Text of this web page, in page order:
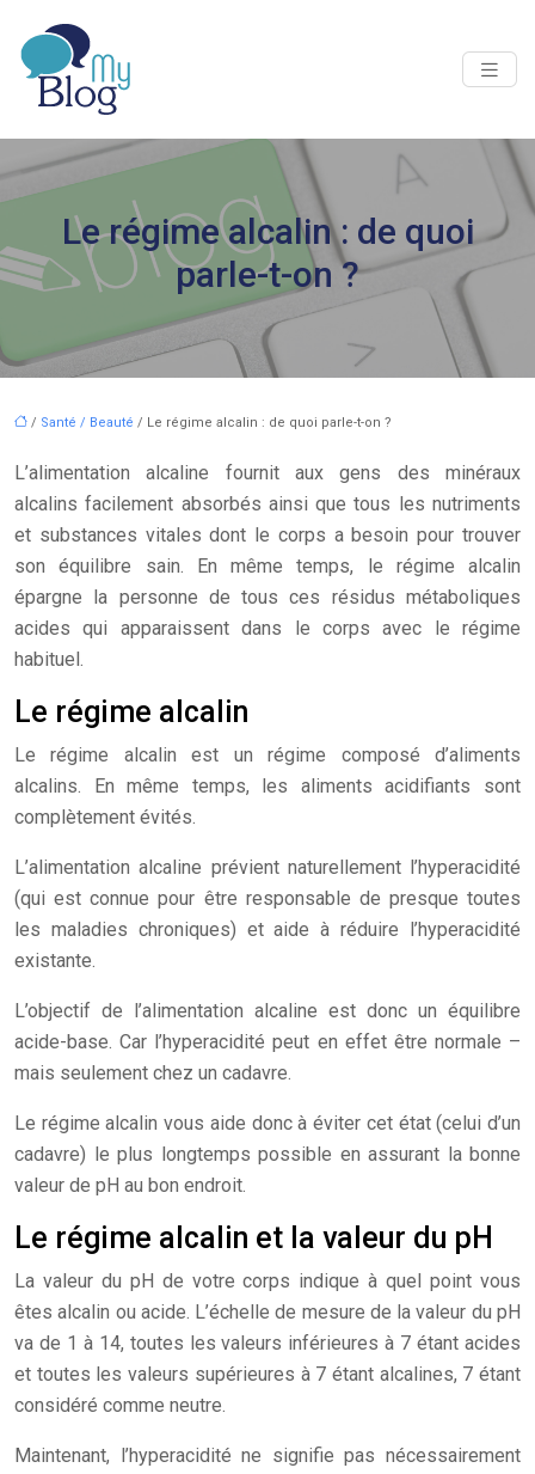
Le régime alcalin : de quoi
parle-t-on ?
/ Santé / Beauté / Le régime alcalin : de quoi parle-t-on ?
L’alimentation alcaline fournit aux gens des minéraux
alcalins facilement absorbés ainsi que tous les nutriments
et substances vitales dont le corps a besoin pour trouver
son équilibre sain. En même temps, le régime alcalin
épargne la personne de tous ces résidus métaboliques
acides qui apparaissent dans le corps avec le régime
habituel.
Le régime alcalin
Le régime alcalin est un régime composé d’aliments
alcalins. En même temps, les aliments acidifiants sont
complètement évités.
L’alimentation alcaline prévient naturellement l’hyperacidité
(qui est connue pour être responsable de presque toutes
les maladies chroniques) et aide à réduire l’hyperacidité
existante.
L’objectif de l’alimentation alcaline est donc un équilibre
acide-base. Car l’hyperacidité peut en effet être normale –
mais seulement chez un cadavre.
Le régime alcalin vous aide donc à éviter cet état (celui d’un
cadavre) le plus longtemps possible en assurant la bonne
valeur de pH au bon endroit.
Le régime alcalin et la valeur du pH
La valeur du pH de votre corps indique à quel point vous
êtes alcalin ou acide. L’échelle de mesure de la valeur du pH
va de 1 à 14, toutes les valeurs inférieures à 7 étant acides
et toutes les valeurs supérieures à 7 étant alcalines, 7 étant
considéré comme neutre.
Maintenant, l’hyperacidité ne signifie pas nécessairement